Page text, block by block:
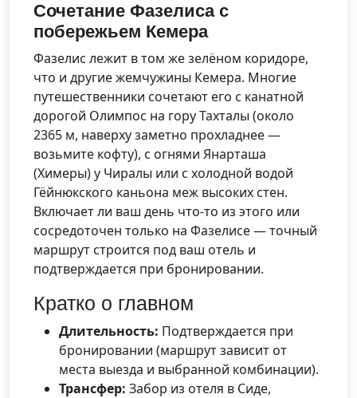
Сочетание Фазелиса с
побережьем Кемера
Фазелис лежит в том же зелёном коридоре,
что и другие жемчужины Кемера. Многие
путешественники сочетают его с канатной
дорогой Олимпос на гору Тахталы (около
2365 м, наверху заметно прохладнее —
возьмите кофту), с огнями Янарташа
(Химеры) у Чиралы или с холодной водой
Гёйнюкского каньона меж высоких стен.
Включает ли ваш день что-то из этого или
сосредоточен только на Фазелисе — точный
маршрут строится под ваш отель и
подтверждается при бронировании.
Кратко о главном
Длительность: Подтверждается при
бронировании (маршрут зависит от
места выезда и выбранной комбинации).
Трансфер: Забор из отеля в Сиде,